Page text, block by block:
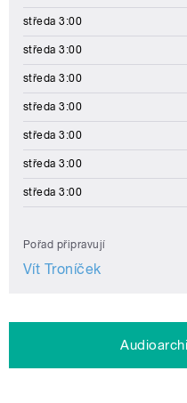
středa 3:00
středa 3:00
středa 3:00
středa 3:00
středa 3:00
středa 3:00
středa 3:00
Pořad připravují
Vít Troníček